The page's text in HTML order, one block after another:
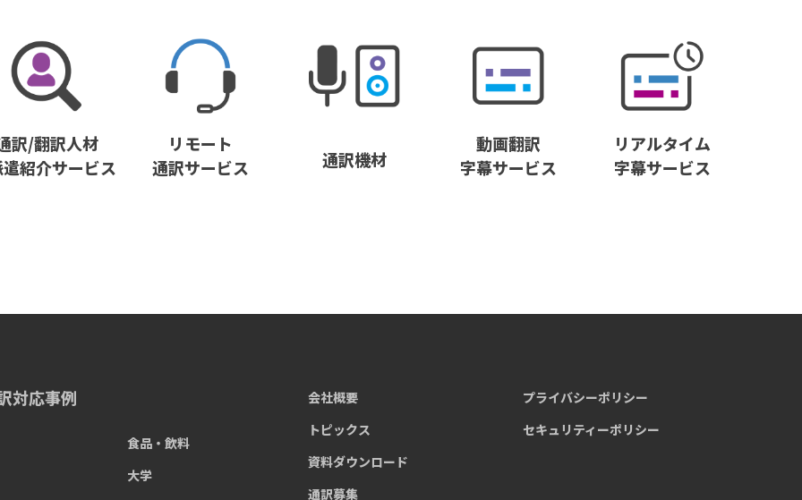
訳/翻訳人材
遣紹介サービス
リモート
通訳サービス
通訳機材
動画翻訳
字幕サービス
リアルタイム
字幕サービス
対応事例
食品・飲料
大学
会社概要
トピックス
資料ダウンロード
通訳募集
プライバシーポリシー
セキュリティーポリシー